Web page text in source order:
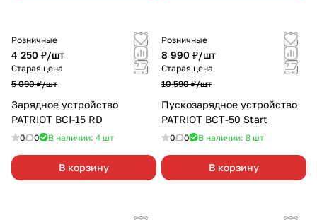
Розничные
4 250 ₽/шт
Старая цена
5 090 ₽/шт
Зарядное устройство
PATRIOT BCI-15 RD
0 0 В наличии: 4 шт
В корзину
Розничные
8 990 ₽/шт
Старая цена
10 590 ₽/шт
Пускозарядное устройство
PATRIOT BCT-50 Start
0 0 В наличии: 8 шт
В корзину